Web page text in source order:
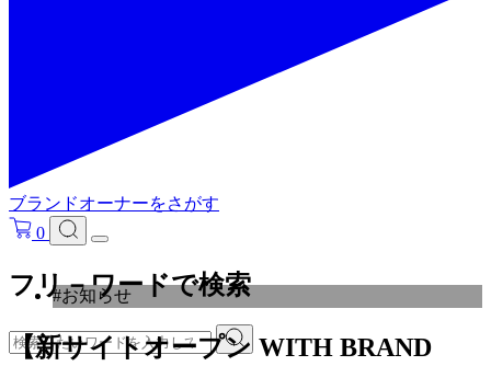
ブランドオーナーをさがす
0
フリ－ワードで検索
#お知らせ
【新サイトオープン WITH BRAND